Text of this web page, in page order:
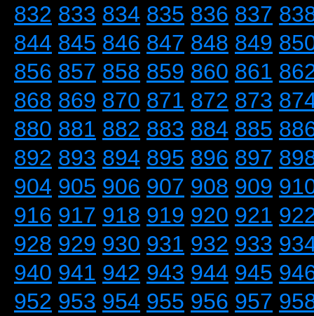
832 833 834 835 836 837
844 845 846 847 848 849
856 857 858 859 860 861
868 869 870 871 872 873
880 881 882 883 884 885
892 893 894 895 896 897
904 905 906 907 908 909
916 917 918 919 920 921
928 929 930 931 932 933
940 941 942 943 944 945
952 953 954 955 956 957